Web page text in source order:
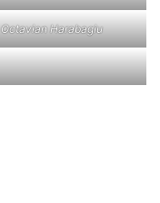
Octavian Harabagiu